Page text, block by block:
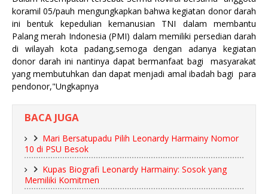
koramil 05/pauh mengungkapkan bahwa kegiatan donor darah
ini bentuk kepedulian kemanusian TNI dalam membantu
Palang merah Indonesia (PMI) dalam memiliki persedian darah
di wilayah kota padang,semoga dengan adanya kegiatan
donor darah ini nantinya dapat bermanfaat bagi masyarakat
yang membutuhkan dan dapat menjadi amal ibadah bagi para
pendonor,"Ungkapnya
BACA JUGA
Mari Bersatupadu Pilih Leonardy Harmainy Nomor
10 di PSU Besok
Kupas Biografi Leonardy Harmainy: Sosok yang
Memiliki Komitmen